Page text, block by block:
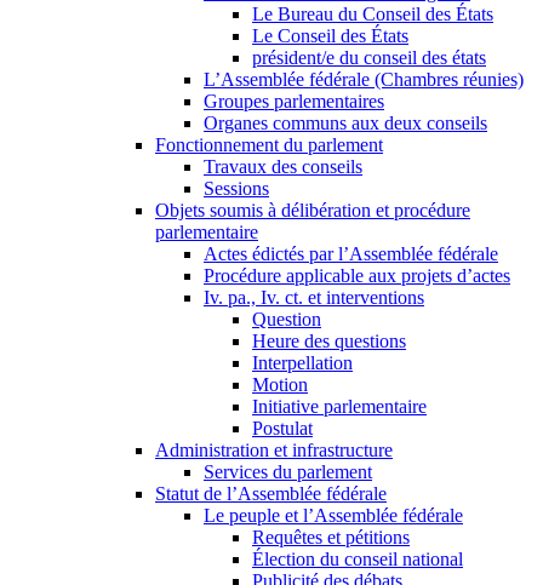
Le Bureau du Conseil des États
Le Conseil des États
président/e du conseil des états
L’Assemblée fédérale (Chambres réunies)
Groupes parlementaires
Organes communs aux deux conseils
Fonctionnement du parlement
Travaux des conseils
Sessions
Objets soumis à délibération et procédure
parlementaire
Actes édictés par l’Assemblée fédérale
Procédure applicable aux projets d’actes
Iv. pa., Iv. ct. et interventions
Question
Heure des questions
Interpellation
Motion
Initiative parlementaire
Postulat
Administration et infrastructure
Services du parlement
Statut de l’Assemblée fédérale
Le peuple et l’Assemblée fédérale
Requêtes et pétitions
Élection du conseil national